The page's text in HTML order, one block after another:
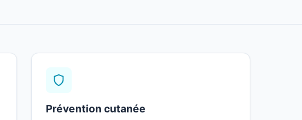
Prévention cutanée